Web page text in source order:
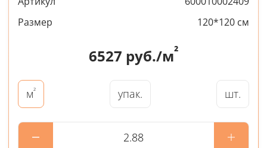
Размер
120*120 см
6527 руб./м²
м² упак. шт.